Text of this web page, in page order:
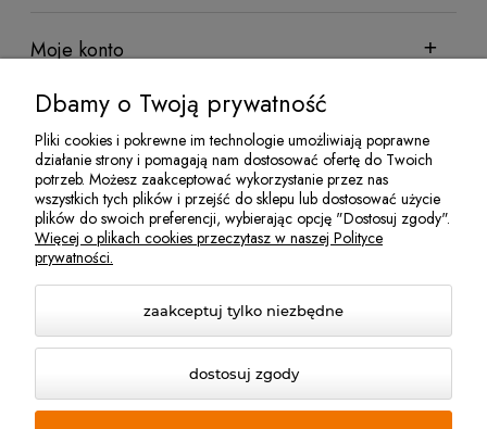
Moje konto
Informacje
Sklep sadowniczy Techsad | Zofiówka 26, 05-620 Błędów | NIP:
7972081952 | REGON: 524100078 | Email:jakubisiak@techsad.pl
Dbamy o Twoją prywatność
Pliki cookies i pokrewne im technologie umożliwiają poprawne
działanie strony i pomagają nam dostosować ofertę do Twoich
potrzeb. Możesz zaakceptować wykorzystanie przez nas
wszystkich tych plików i przejść do sklepu lub dostosować użycie
plików do swoich preferencji, wybierając opcję "Dostosuj zgody".
Więcej o plikach cookies przeczytasz w naszej Polityce
prywatności.
zaakceptuj tylko niezbędne
dostosuj zgody